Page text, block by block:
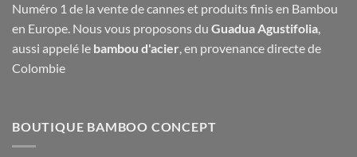
Numéro 1 de la vente de cannes et produits finis en Bambou
en Europe. Nous vous proposons du Guadua Agustifolia,
aussi appelé le bambou d'acier, en provenance directe de
Colombie
BOUTIQUE BAMBOO CONCEPT